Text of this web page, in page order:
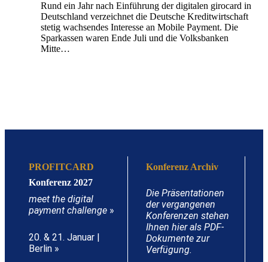
Rund ein Jahr nach Einführung der digitalen girocard in
Deutschland verzeichnet die Deutsche Kreditwirtschaft
stetig wachsendes Interesse an Mobile Payment. Die
Sparkassen waren Ende Juli und die Volksbanken
Mitte…
PROFITCARD
Konferenz 2027
meet the digital
payment challenge »
20. & 21. Januar |
Berlin »
Konferenz Archiv
Die Präsentationen
der vergangenen
Konferenzen stehen
Ihnen hier als PDF-
Dokumente zur
Verfügung.